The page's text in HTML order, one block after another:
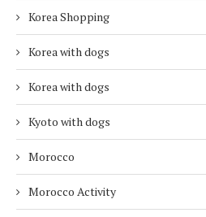
Korea Shopping
Korea with dogs
Korea with dogs
Kyoto with dogs
Morocco
Morocco Activity